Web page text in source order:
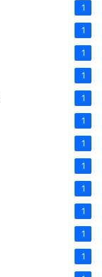
1
1
1
1
1
1
1
1
1
1
1
1